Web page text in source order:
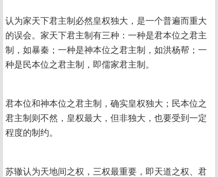
认为家天下君主制必然皇权独大，是一个普遍而重大
的误会。家天下君主制有三种：一种是君本位之君主
制，如暴秦；一种是神本位之君主制，如洪杨帮；一
种是民本位之君主制，即儒家君主制。
君本位和神本位之君主制，确实皇权独大；民本位之
君主制则不然，皇权最大，但非独大，也要受到一定
程度的制约。
苏辙认为天地间之权，三权最重要，即天道之权、君